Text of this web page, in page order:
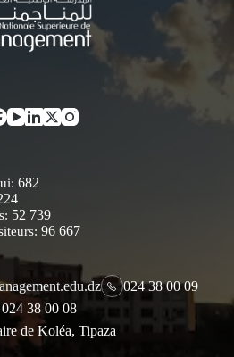
682
52 739
96 667
024 38 00 09
38 00 08
de Koléa, Tipaza